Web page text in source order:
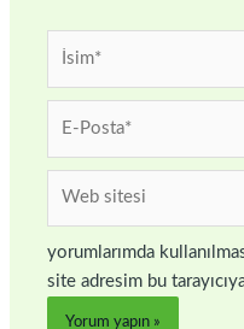
yorumlarımda
site adresim bu